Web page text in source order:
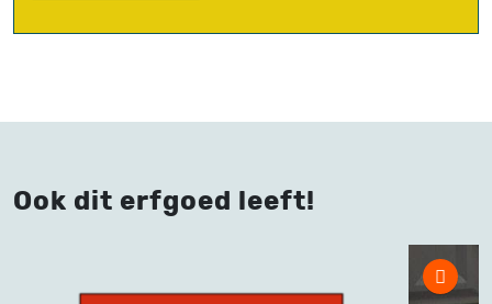
Ook dit erfgoed leeft!